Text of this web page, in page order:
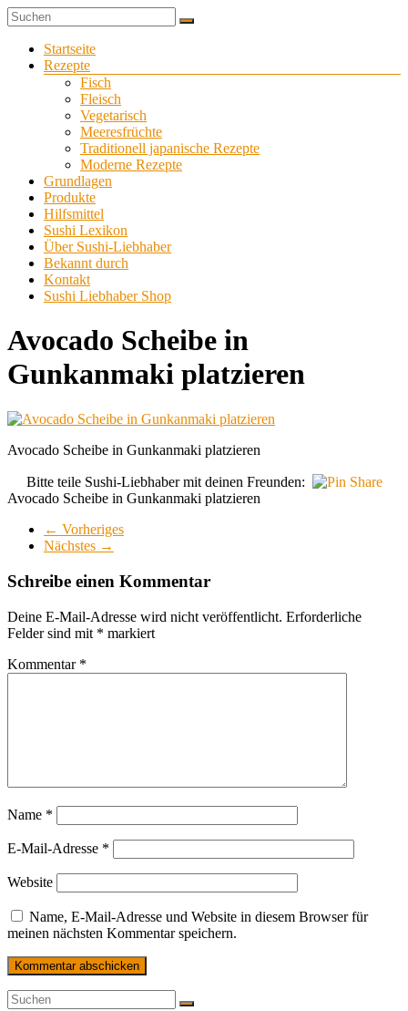
Zum
Inhalt
springen
Sushi-
Liebhaber
Sushi
selber
Menü
Startseite
Rezepte
Fisch
Fleisch
Vegetarisch
Meeresfrüchte
Traditionell japanische Rezepte
Moderne Rezepte
Grundlagen
Produkte
Hilfsmittel
Sushi Lexikon
Über Sushi-Liebhaber
Bekannt durch
Kontakt
Sushi Liebhaber Shop
Avocado Scheibe in
Gunkanmaki platzieren
Avocado Scheibe in Gunkanmaki platzieren
Bitte teile Sushi-Liebhaber mit deinen Freunden:
Avocado Scheibe in Gunkanmaki platzieren
← Vorheriges
Nächstes →
Schreibe einen Kommentar
Deine E-Mail-Adresse wird nicht veröffentlicht. Erforderliche
Felder sind mit * markiert
Kommentar *
Name *
E-Mail-Adresse *
Website
Name, E-Mail-Adresse und Website in diesem Browser für
meinen nächsten Kommentar speichern.